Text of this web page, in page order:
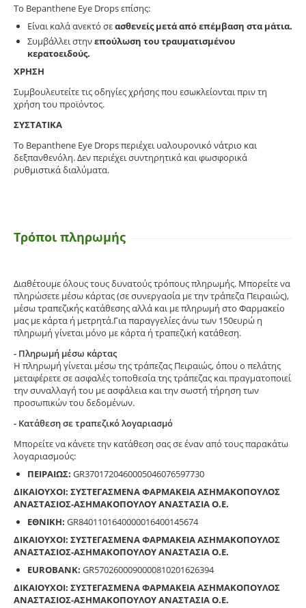
Το Bepanthene Eye Drops επίσης:
Είναι καλά ανεκτό σεασθενείς μετά από επέμβαση στα μάτια.
Συμβάλλει στηνεπούλωση του τραυματισμένου
κερατοειδούς.
ΧΡΗΣΗ
Συμβουλευτείτε τις οδηγίες χρήσης που εσωκλείονται πριν τη
χρήση του προϊόντος.
ΣΥΣΤΑΤΙΚΑ
To Bepanthene Eye Drops περιέχει υαλουρονικό νάτριο και
δεξπανθενόλη. Δεν περιέχει συντηρητικά και φωσφορικά
ρυθμιστικά διαλύματα.
Τρόποι πληρωμής
Διαθέτουμε όλους τους δυνατούς τρόπους πληρωμής. Μπορείτε να
πληρώσετε μέσω κάρτας (σε συνεργασία με την τράπεζα Πειραιώς),
μέσω τραπεζικής κατάθεσης αλλά και με πληρωμή στο Φαρμακείο
μας με κάρτα ή μετρητά.Για παραγγελίες άνω των 150ευρώ η
πληρωμή γίνεται μόνο με κάρτα ή τραπεζική κατάθεση.
- Πληρωμή μέσω κάρτας
Η πληρωμή γίνεται μέσω της τράπεζας Πειραιώς, όπου ο πελάτης
μεταφέρετε σε ασφαλές τοποθεσία της τράπεζας και πραγματοποιεί
την συναλλαγή του με ασφάλεια και την σωστή τήρηση των
προσωπικών του δεδομένων.
- Κατάθεση σε τραπεζικό λογαριασμό
Μπορείτε να κάνετε την κατάθεση σας σε έναν από τους παρακάτω
λογαριασμούς:
ΠΕΙΡΑΙΩΣ: GR3701720460005046076597730
ΔΙΚΑΙΟΥΧΟΙ: ΣΥΣΤΕΓΑΣΜΕΝΑ ΦΑΡΜΑΚΕΙΑ ΑΣΗΜΑΚΟΠΟΥΛΟΣ
ΑΝΑΣΤΑΣΙΟΣ-ΑΣΗΜΑΚΟΠΟΥΛΟΥ ΑΝΑΣΤΑΣΙΑ Ο.Ε.
ΕΘΝΙΚΗ: GR8401101640000016400145674
ΔΙΚΑΙΟΥΧΟΙ: ΣΥΣΤΕΓΑΣΜΕΝΑ ΦΑΡΜΑΚΕΙΑ ΑΣΗΜΑΚΟΠΟΥΛΟΣ
ΑΝΑΣΤΑΣΙΟΣ-ΑΣΗΜΑΚΟΠΟΥΛΟΥ ΑΝΑΣΤΑΣΙΑ Ο.Ε.
EUROBANK: GR5702600090000810201626394
ΔΙΚΑΙΟΥΧΟΙ: ΣΥΣΤΕΓΑΣΜΕΝΑ ΦΑΡΜΑΚΕΙΑ ΑΣΗΜΑΚΟΠΟΥΛΟΣ
ΑΝΑΣΤΑΣΙΟΣ-ΑΣΗΜΑΚΟΠΟΥΛΟΥ ΑΝΑΣΤΑΣΙΑ Ο.Ε.